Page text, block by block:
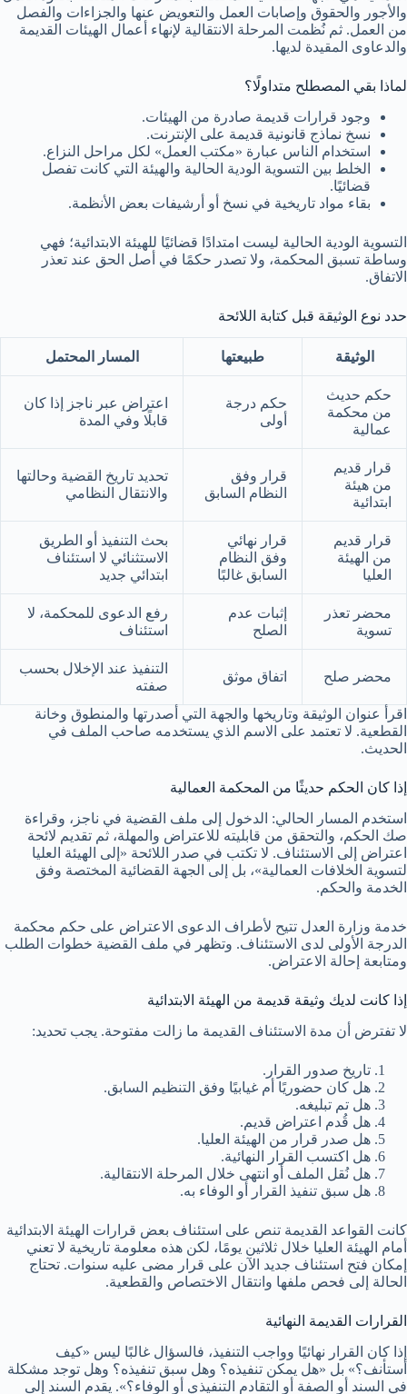
والأجور والحقوق وإصابات العمل والتعويض عنها والجزاءات والفصل
من العمل. ثم نُظمت المرحلة الانتقالية لإنهاء أعمال الهيئات القديمة
والدعاوى المقيدة لديها.
لماذا بقي المصطلح متداولًا؟
وجود قرارات قديمة صادرة من الهيئات.
نسخ نماذج قانونية قديمة على الإنترنت.
استخدام الناس عبارة «مكتب العمل» لكل مراحل النزاع.
الخلط بين التسوية الودية الحالية والهيئة التي كانت تفصل
قضائيًا.
بقاء مواد تاريخية في نسخ أو أرشيفات بعض الأنظمة.
التسوية الودية الحالية ليست امتدادًا قضائيًا للهيئة الابتدائية؛ فهي
وساطة تسبق المحكمة، ولا تصدر حكمًا في أصل الحق عند تعذر
الاتفاق.
حدد نوع الوثيقة قبل كتابة اللائحة
الوثيقة طبيعتها المسار المحتمل
حكم حديث
من محكمة
عمالية
حكم درجة
أولى
اعتراض عبر ناجز إذا كان
قابلًا وفي المدة
قرار قديم
من هيئة
ابتدائية
قرار وفق
النظام السابق
تحديد تاريخ القضية وحالتها
والانتقال النظامي
قرار قديم
من الهيئة
العليا
قرار نهائي
وفق النظام
السابق غالبًا
بحث التنفيذ أو الطريق
الاستثنائي لا استئناف
ابتدائي جديد
محضر تعذر
تسوية
إثبات عدم
الصلح
رفع الدعوى للمحكمة، لا
استئناف
محضر صلح اتفاق موثق
التنفيذ عند الإخلال بحسب
صفته
اقرأ عنوان الوثيقة وتاريخها والجهة التي أصدرتها والمنطوق وخانة
القطعية. لا تعتمد على الاسم الذي يستخدمه صاحب الملف في
الحديث.
إذا كان الحكم حديثًا من المحكمة العمالية
استخدم المسار الحالي: الدخول إلى ملف القضية في ناجز، وقراءة
صك الحكم، والتحقق من قابليته للاعتراض والمهلة، ثم تقديم لائحة
اعتراض إلى الاستئناف. لا تكتب في صدر اللائحة «إلى الهيئة العليا
لتسوية الخلافات العمالية»، بل إلى الجهة القضائية المختصة وفق
الخدمة والحكم.
خدمة وزارة العدل تتيح لأطراف الدعوى الاعتراض على حكم محكمة
الدرجة الأولى لدى الاستئناف. وتظهر في ملف القضية خطوات الطلب
ومتابعة إحالة الاعتراض.
إذا كانت لديك وثيقة قديمة من الهيئة الابتدائية
لا تفترض أن مدة الاستئناف القديمة ما زالت مفتوحة. يجب تحديد:
تاريخ صدور القرار.
هل كان حضوريًا أم غيابيًا وفق التنظيم السابق.
هل تم تبليغه.
هل قُدم اعتراض قديم.
هل صدر قرار من الهيئة العليا.
هل اكتسب القرار النهائية.
هل نُقل الملف أو انتهى خلال المرحلة الانتقالية.
هل سبق تنفيذ القرار أو الوفاء به.
كانت القواعد القديمة تنص على استئناف بعض قرارات الهيئة الابتدائية
أمام الهيئة العليا خلال ثلاثين يومًا، لكن هذه معلومة تاريخية لا تعني
إمكان فتح استئناف جديد الآن على قرار مضى عليه سنوات. تحتاج
الحالة إلى فحص ملفها وانتقال الاختصاص والقطعية.
القرارات القديمة النهائية
إذا كان القرار نهائيًا وواجب التنفيذ، فالسؤال غالبًا ليس «كيف
أستأنف؟» بل «هل يمكن تنفيذه؟ وهل سبق تنفيذه؟ وهل توجد مشكلة
في السند أو الصفة أو التقادم التنفيذي أو الوفاء؟». يقدم السند إلى